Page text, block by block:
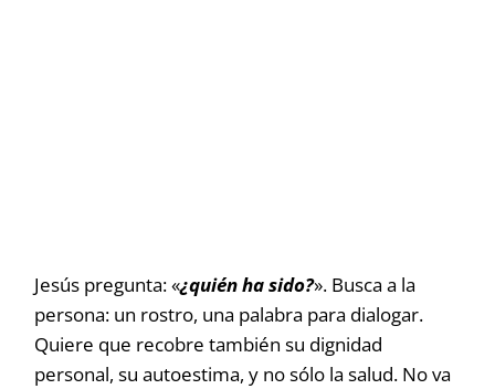
Jesús pregunta: «¿quién ha sido?». Busca a la
persona: un rostro, una palabra para dialogar.
Quiere que recobre también su dignidad
personal, su autoestima, y no sólo la salud. No va